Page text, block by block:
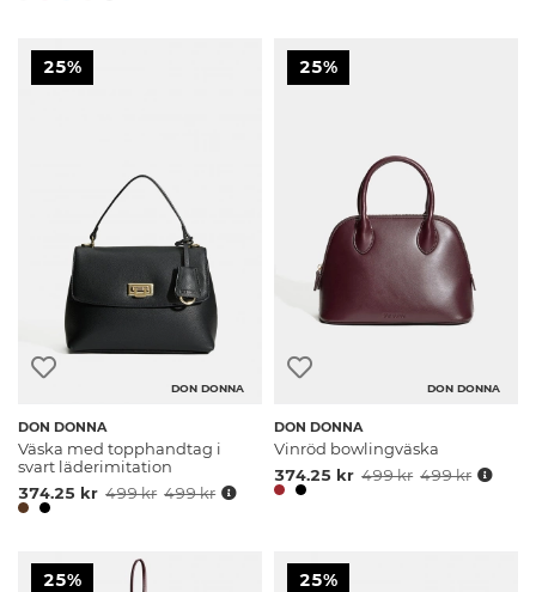
25%
DON DONNA
DON DONNA
Väska med topphandtag i
svart läderimitation
374.25 kr 499 kr 499 kr
25%
DON DONNA
DON DONNA
Vinröd bowlingväska
374.25 kr 499 kr 499 kr
25% 25%